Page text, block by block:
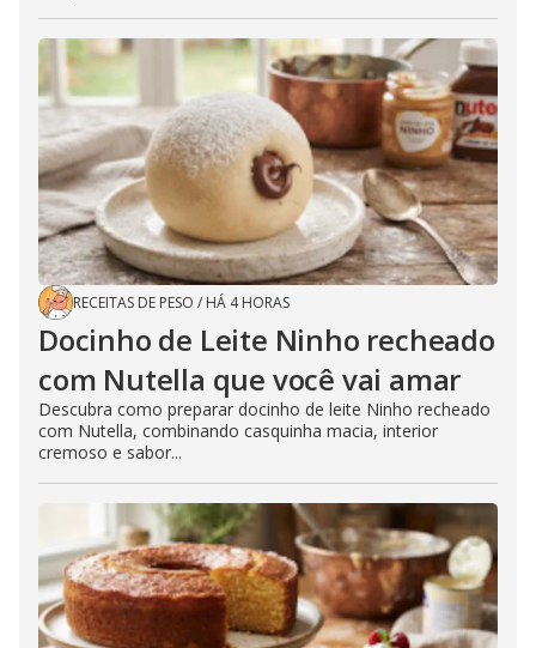
RECEITAS DE PESO / HÁ 4 HORAS
Docinho de Leite Ninho recheado
com Nutella que você vai amar
Descubra como preparar docinho de leite Ninho recheado
com Nutella, combinando casquinha macia, interior
cremoso e sabor...